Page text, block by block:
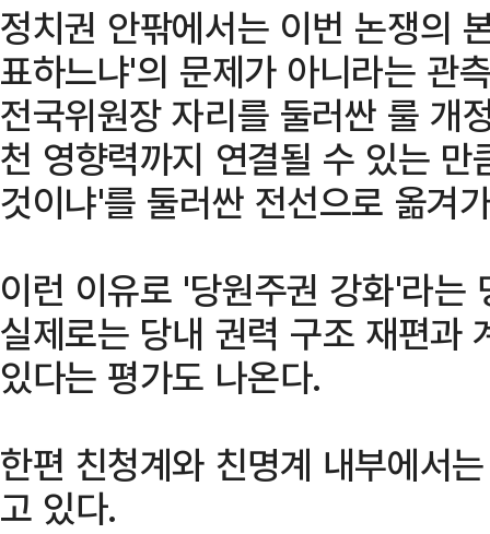
정치권 안팎에서는 이번 논쟁의
표하느냐'의 문제가 아니라는 관
전국위원장 자리를 둘러싼 룰 개
천 영향력까지 연결될 수 있는
것이냐'를 둘러싼 전선으로 옮겨
이런 이유로 '당원주권 강화'라는
실제로는 당내 권력 구조 재편과
있다는 평가도 나온다.
한편 친청계와 친명계 내부에서
고 있다.